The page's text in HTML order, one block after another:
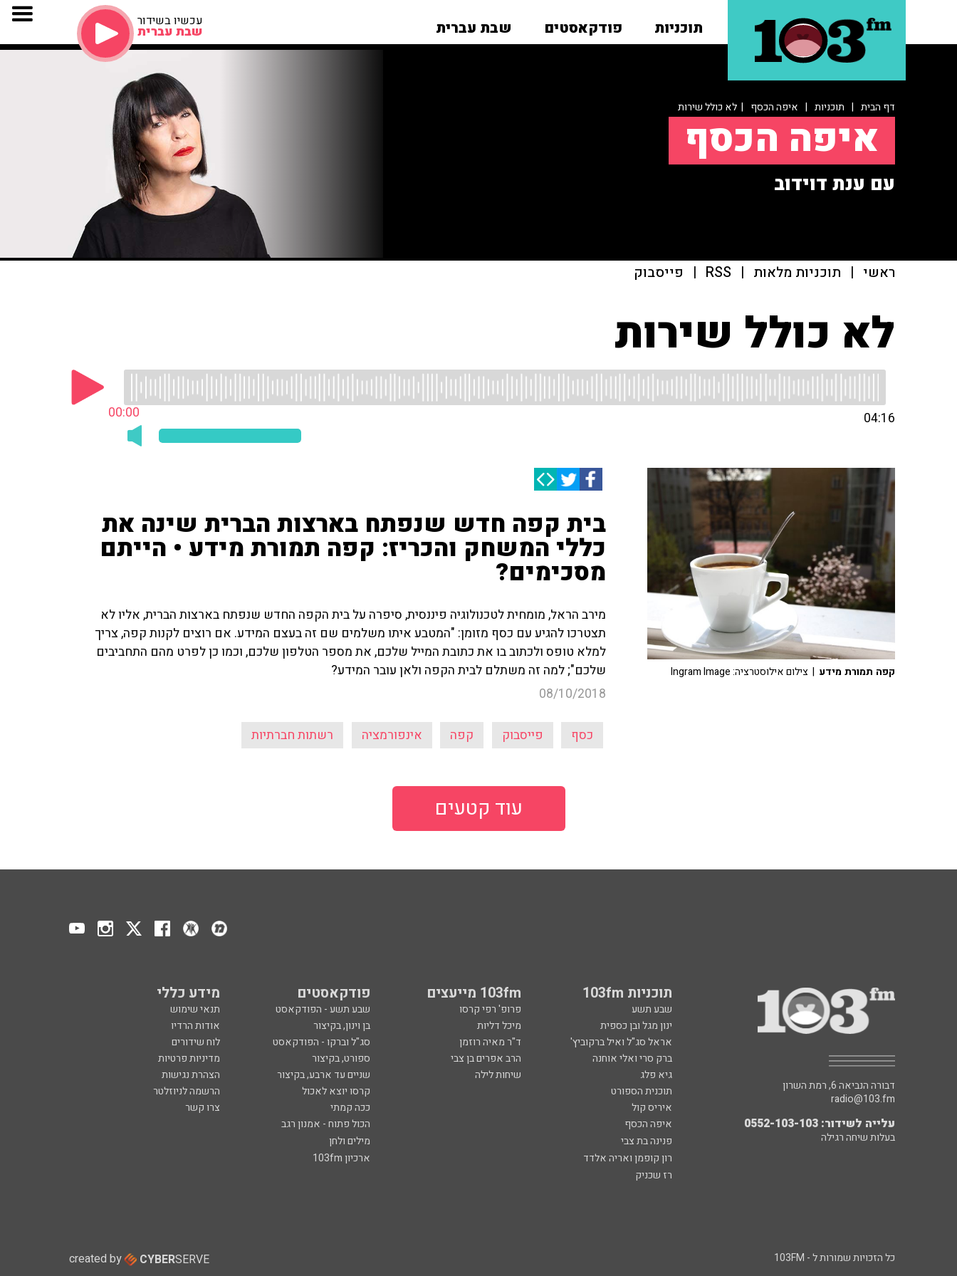
תוכניות פודקאסטים שבת עברית עכשיו בשידור
שבת עברית
דף הבית | תוכניות | איפה הכסף | לא כולל שירות
איפה הכסף
עם ענת דוידוב
ראשי | תוכניות מלאות |
RSS
| פייסבוק
לא כולל שירות
00:00 04:16
בית קפה חדש שנפתח בארצות הברית שינה את
כללי המשחק והכריז: קפה תמורת מידע • הייתם
מסכימים?
מירב הראל, מומחית לטכנולוגיה פיננסית, סיפרה על בית הקפה החדש שנפתח בארצות הברית, אליו לא
תצטרכו להגיע עם כסף מזומן: "המטבע איתו משלמים שם זה בעצם המידע. אם רוצים לקנות קפה, צריך
למלא טופס ולכתוב בו את כתובת המייל שלכם, את מספר הטלפון שלכם, וכמו כן לפרט מהם התחביבים
שלכם"; למה זה משתלם לבית הקפה ולאן עובר המידע?
08/10/2018
כסף פייסבוק קפה אינפורמציה רשתות חברתיות
קפה תמורת מידע | צילום אילוסטרציה: Ingram Image
עוד קטעים
תוכניות 103fm 103fm מייעצים פודקאסטים מידע כללי
שבע תשע פרופ' רפי קרסו שבע תשע - הפודקאסט
תנאי שימוש
ינון מגל ובן כספית
מיכל דליות בן וינון, בקיצור
אודות הרדיו
אראל סג"ל ואיל ברקוביץ'
ד"ר מאיה רוזמן סג"ל וברקו - הפודקאסט
לוח שידורים
ברק סרי ואלי אוחנה
הרב אפרים בן צבי ספורט, בקיצור
מדיניות פרטיות
גיא פלג
שיחות לילה שניים עד ארבע, בקיצור
הצהרת נגישות
תוכנית הספורט
קרסו יוצא לאכול
הרשמה לניוזלטר
איריס קול
ככה קמתי
צרו קשר
איפה הכסף
הכול פתוח - אמנון רגב
פנינה בת צבי
מילים ולחן
רון קופמן ואריה אלדד
ארכיון 103fm
רז שכניק
דבורה הנביאה 6, רמת השרון
radio@103.fm
עלייה לשידור: 0552-103-103
בעלות שיחה רגילה
כל הזכויות שמורות ל - 103FM created by CYBERSERVE